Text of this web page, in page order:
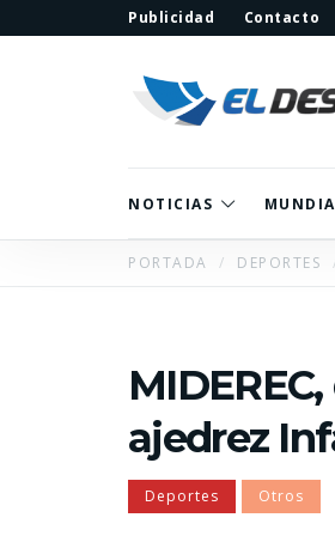
Publicidad Contacto
NOTICIAS
PORTADA DEPORTES
ajedrez
Deportes Otros